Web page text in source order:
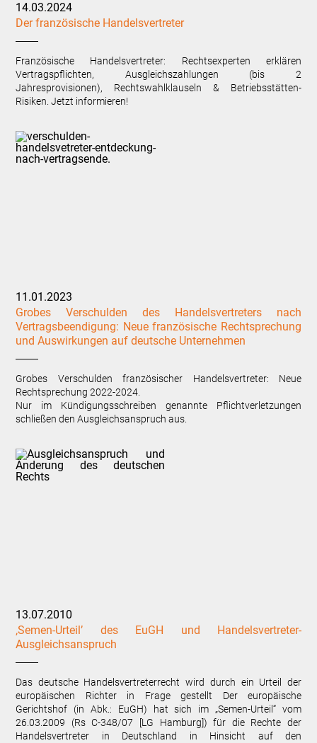
14.03.2024
Der französische Handelsvertreter
Französische Handelsvertreter: Rechtsexperten erklären
Vertragspflichten, Ausgleichszahlungen (bis 2
Jahresprovisionen), Rechtswahlklauseln & Betriebsstätten-
Risiken. Jetzt informieren!
11.01.2023
Grobes Verschulden des Handelsvertreters nach
Vertragsbeendigung: Neue französische Rechtsprechung
und Auswirkungen auf deutsche Unternehmen
Grobes Verschulden französischer Handelsvertreter: Neue
Rechtsprechung 2022-2024.
Nur im Kündigungsschreiben genannte Pflichtverletzungen
schließen den Ausgleichsanspruch aus.
13.07.2010
‚Semen-Urteil’ des EuGH und Handelsvertreter-
Ausgleichsanspruch
Das deutsche Handelsvertreterrecht wird durch ein Urteil der
europäischen Richter in Frage gestellt Der europäische
Gerichtshof (in Abk.: EuGH) hat sich im „Semen-Urteil“ vom
26.03.2009 (Rs C-348/07 [LG Hamburg]) für die Rechte der
Handelsvertreter in Deutschland in Hinsicht auf den